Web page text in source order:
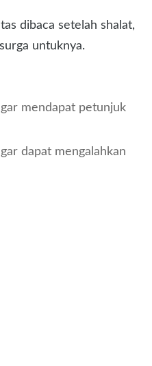
dibaca setelah shalat,
untuknya.
mendapat petunjuk
dapat mengalahkan